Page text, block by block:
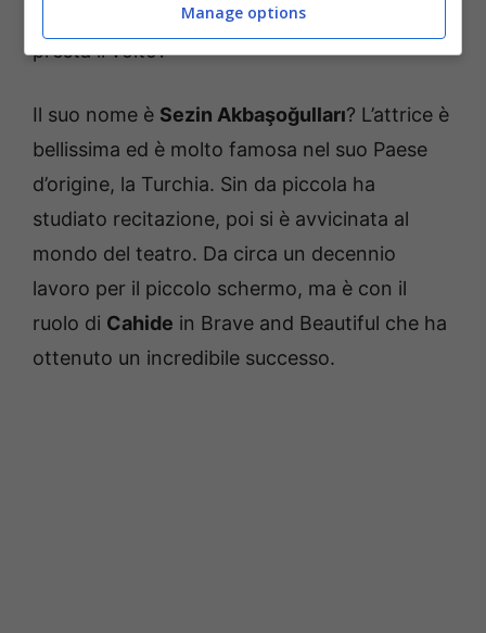
potere e denaro. Ma com’è l’attrice che le
presta il volto?
Il suo nome è Sezin Akbaşoğulları? L’attrice è
bellissima ed è molto famosa nel suo Paese
d’origine, la Turchia. Sin da piccola ha
studiato recitazione, poi si è avvicinata al
mondo del teatro. Da circa un decennio
lavoro per il piccolo schermo, ma è con il
ruolo di Cahide in Brave and Beautiful che ha
ottenuto un incredibile successo.
Manage options